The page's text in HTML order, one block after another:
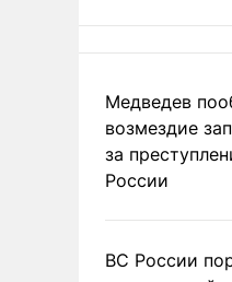
Медведев
возмездие
за
России
ВС России